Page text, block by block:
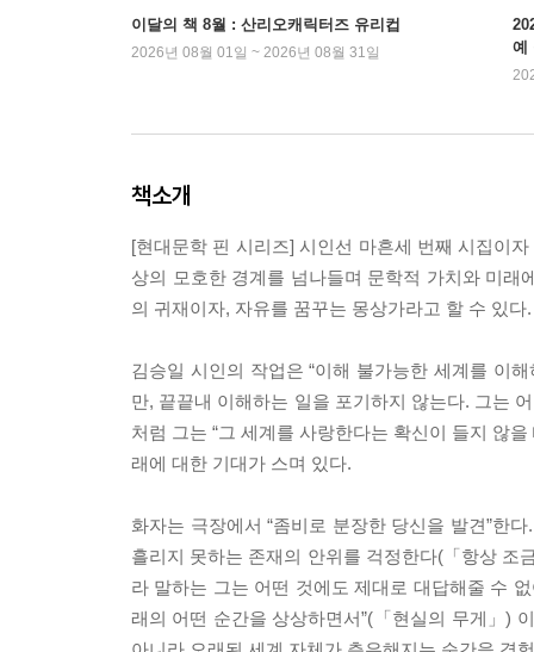
이달의 책 8월 : 산리오캐릭터즈 유리컵
2026년 08월 01일 ~ 2026년 08월 31일
예
책소개
[현대문학 핀 시리즈] 시인선 마흔세 번째 시집이
상의 모호한 경계를 넘나들며 문학적 가치와 미
의 귀재이자, 자유를 꿈꾸는 몽상가라고 할 수 있다.
김승일 시인의 작업은 “이해 불가능한 세계를 이
만, 끝끝내 이해하는 일을 포기하지 않는다. 그는
처럼 그는 “그 세계를 사랑한다는 확신이 들지 않
래에 대한 기대가 스며 있다.
화자는 극장에서 “좀비로 분장한 당신을 발견”한
흘리지 못하는 존재의 안위를 걱정한다(「항상 조
라 말하는 그는 어떤 것에도 제대로 대답해줄 수
래의 어떤 순간을 상상하면서”(「현실의 무게」)